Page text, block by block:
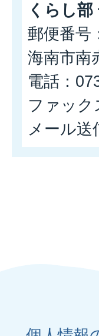
くらし
郵便番号
海南市南
電話：
ファック
メール送